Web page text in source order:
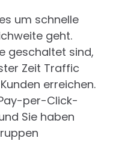
um schnelle
geht.
geschaltet sind,
Zeit Traffic
erreichen.
per-Click-
Sie haben